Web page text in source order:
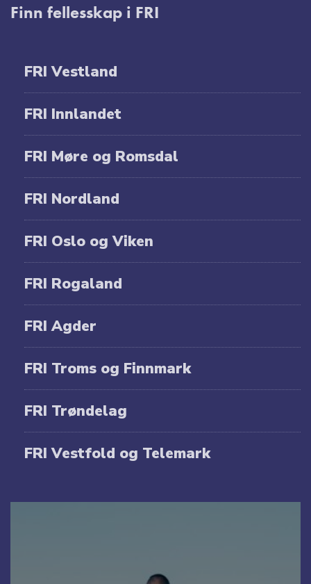
Finn fellesskap i FRI
FRI Vestland
FRI Innlandet
FRI Møre og Romsdal
FRI Nordland
FRI Oslo og Viken
FRI Rogaland
FRI Agder
FRI Troms og Finnmark
FRI Trøndelag
FRI Vestfold og Telemark